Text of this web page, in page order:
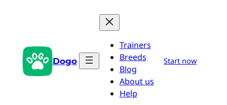
conteúdo Dogo
Trainers
Breeds
Blog
About us
Help
Start now